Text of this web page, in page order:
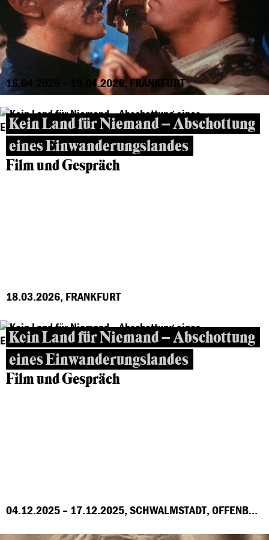
16.04.2026 – 19.04.2026, FRANKFURT
Kein Land für Niemand – Abschottung
eines Einwanderungslandes
Film und Gespräch
18.03.2026, FRANKFURT
Kein Land für Niemand – Abschottung
eines Einwanderungslandes
Film und Gespräch
04.12.2025 – 17.12.2025, SCHWALMSTADT, OFFENBACH, MARBURG, FRANKFURT, GROSS-GERAU, HÖCHST